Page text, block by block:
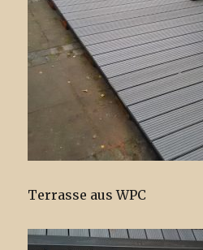
Terrasse aus WPC